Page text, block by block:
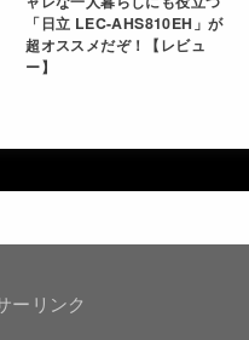
「日立 LEC-AHS810EH」が
超オススメだぞ！【レビュ
ー】
ーリンク